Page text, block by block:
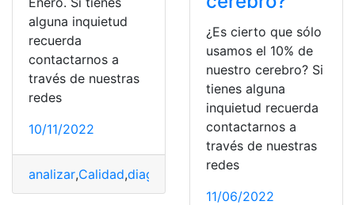
alguna inquietud
recuerda
contactarnos a
través de nuestras
redes
10/11/2022
analizar,Calidad,diagnosticar Estudiar
¿Es cierto que sólo
usamos el 10% de
nuestro cerebro? Si
tienes alguna
inquietud recuerda
contactarnos a
través de nuestras
redes
11/06/2022